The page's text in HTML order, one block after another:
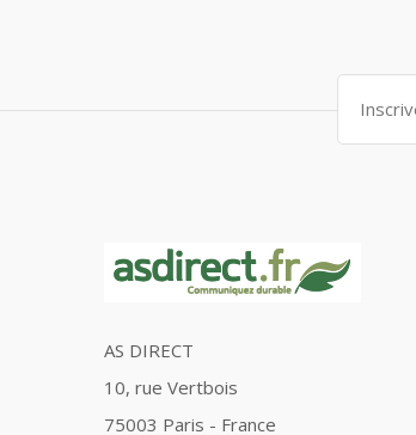
AS DIRECT
10, rue Vertbois
75003 Paris - France